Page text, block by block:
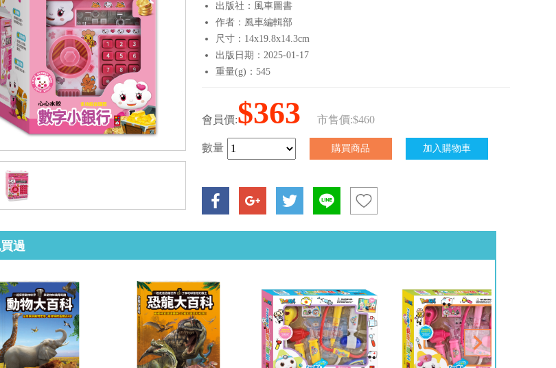
出版社：風車圖書
作者：風車編輯部
尺寸：14x19.8x14.3cm
出版日期：2025-01-17
重量(g)：545
會員價:$363 市售價:$460
數量
過